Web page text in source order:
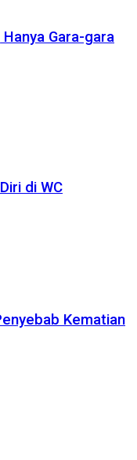
Gara-gara
di WC
Kematian